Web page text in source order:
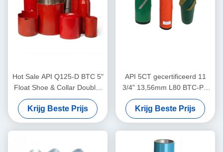
Hot Sale API Q125-D BTC 5"
Float Shoe & Collar Double-
Valve voor olie en gas goed
cementeren
Krijg Beste Prijs
API 5CT gecertificeerd 11
3/4" 13,56mm L80 BTC-PE
Single Valve Eccentric Nose
Aluminium Alloy Float Shoe
voor de olie- en gasindustrie
Krijg Beste Prijs